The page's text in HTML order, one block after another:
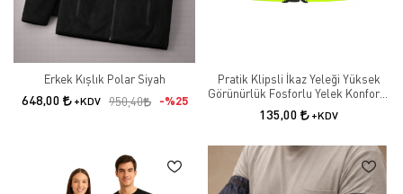
Erkek Kışlık Polar Siyah
648,00 +KDV 950,40 %25
Pratik Klipsli İkaz Yeleği Yüksek
Görünürlük Fosforlu Yelek Konforlu
Kullanım
135,00 +KDV